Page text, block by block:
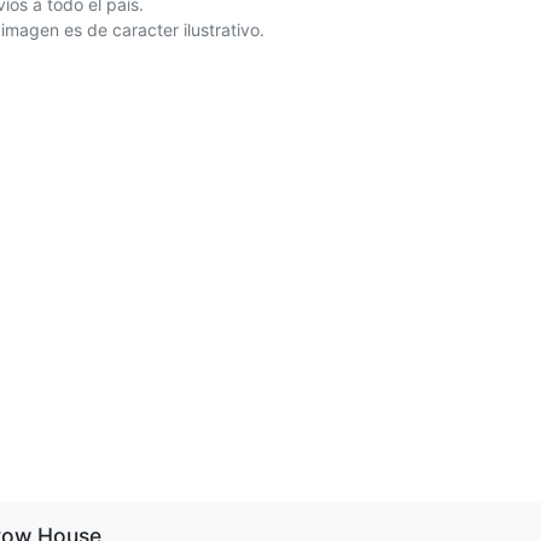
a todo el país.
es de caracter ilustrativo.
House